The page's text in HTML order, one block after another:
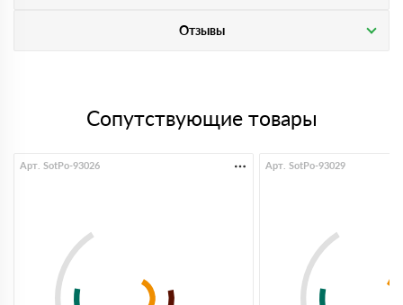
Отзывы
Сопутствующие товары
Арт. SotPo-93026 Арт. SotPo-93029